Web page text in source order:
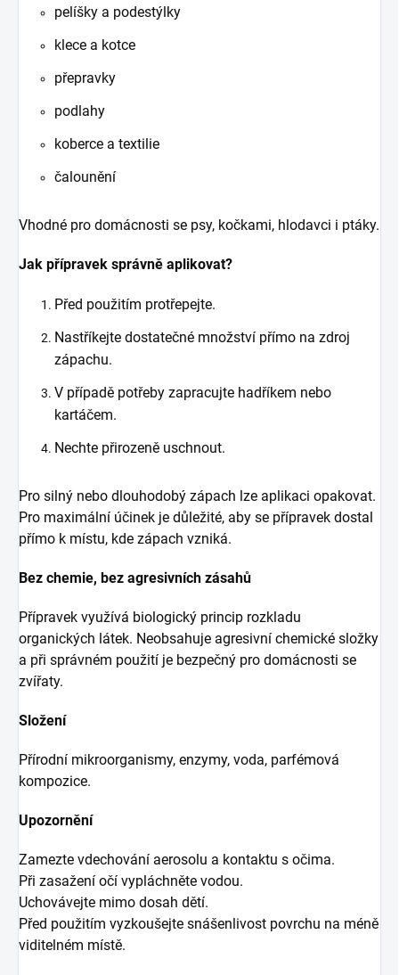
pelíšky a podestýlky
klece a kotce
přepravky
podlahy
koberce a textilie
čalounění
Vhodné pro domácnosti se psy, kočkami, hlodavci i ptáky.
Jak přípravek správně aplikovat?
Před použitím protřepejte.
Nastříkejte dostatečné množství přímo na zdroj
zápachu.
V případě potřeby zapracujte hadříkem nebo
kartáčem.
Nechte přirozeně uschnout.
Pro silný nebo dlouhodobý zápach lze aplikaci opakovat.
Pro maximální účinek je důležité, aby se přípravek dostal
přímo k místu, kde zápach vzniká.
Bez chemie, bez agresivních zásahů
Přípravek využívá biologický princip rozkladu
organických látek. Neobsahuje agresivní chemické složky
a při správném použití je bezpečný pro domácnosti se
zvířaty.
Složení
Přírodní mikroorganismy, enzymy, voda, parfémová
kompozice.
Upozornění
Zamezte vdechování aerosolu a kontaktu s očima.
Při zasažení očí vypláchněte vodou.
Uchovávejte mimo dosah dětí.
Před použitím vyzkoušejte snášenlivost povrchu na méně
viditelném místě.